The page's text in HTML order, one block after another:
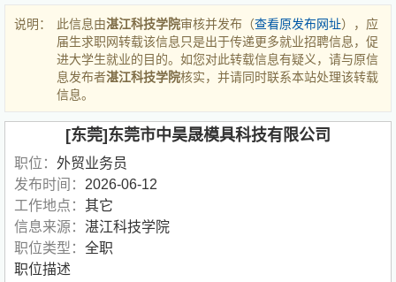
说明： 此信息由湛江科技学院审核并发布（查看原发布网址），应
届生求职网转载该信息只是出于传递更多就业招聘信息，促
进大学生就业的目的。如您对此转载信息有疑义，请与原信
息发布者湛江科技学院核实，并请同时联系本站处理该转载
信息。
[东莞]东莞市中昊晟模具科技有限公司
职位： 外贸业务员
发布时间： 2026-06-12
工作地点： 其它
信息来源： 湛江科技学院
职位类型： 全职
职位描述